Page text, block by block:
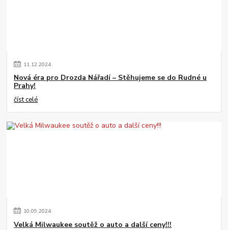
11.12.2024
Nová éra pro Drozda Nářadí – Stěhujeme se do Rudné u
Prahy!
číst celé
10.09.2024
Velká Milwaukee soutěž o auto a další ceny!!!